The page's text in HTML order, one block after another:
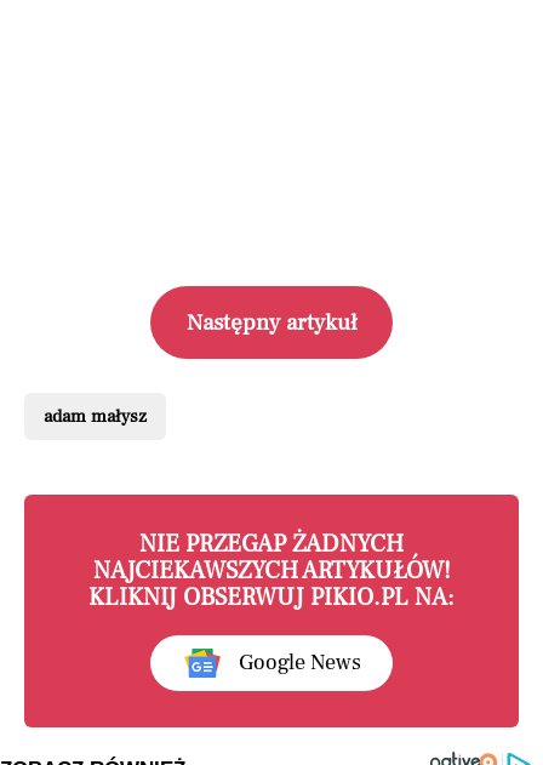
Następny artykuł
adam małysz
NIE PRZEGAP ŻADNYCH
NAJCIEKAWSZYCH ARTYKUŁÓW!
KLIKNIJ OBSERWUJ PIKIO.PL NA:
Google News